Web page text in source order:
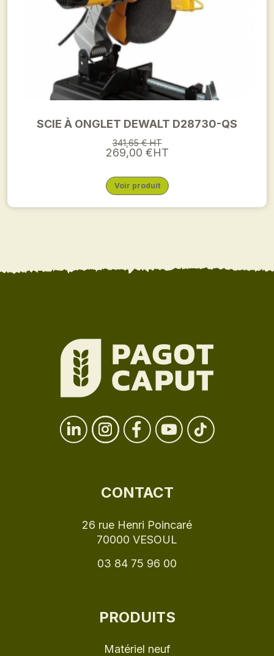
SCIE À ONGLET DEWALT D28730-QS
341,65 € HT
269,00 €HT
Voir produit
CONTACT
26 rue Henri Poincaré
70000 VESOUL
03 84 75 96 00
PRODUITS
Matériel neuf